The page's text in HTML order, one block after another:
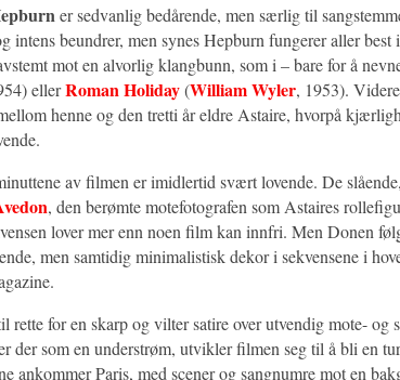
er sedvanlig bedårende, men særlig til
intens beundrer, men synes Hepburn fungerer aller
mot en alvorlig klangbunn, som i – bare for å
ellerRoman Holiday(William Wyler, 1953).
henne og den tretti år eldre Astaire, hvorpå
av filmen er imidlertid svært lovende. De
, den berømte motefotografen som Astaires
lover mer enn noen film kan innfri. Men Donen
men samtidig minimalistisk dekor i sekvensene i
rette for en skarp og vilter satire over utvendig mote- og
der som en understrøm, utvikler filmen seg til å bli en
ankommer Paris, med scener og sangnumre mot en